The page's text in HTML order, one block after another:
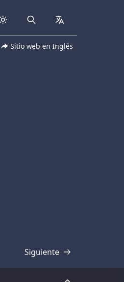
Search collapsed
Sitio web en Inglés
Siguiente
Transcripción